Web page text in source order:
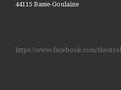
44115 Basse-Goulaine
https://www.facebook.com/